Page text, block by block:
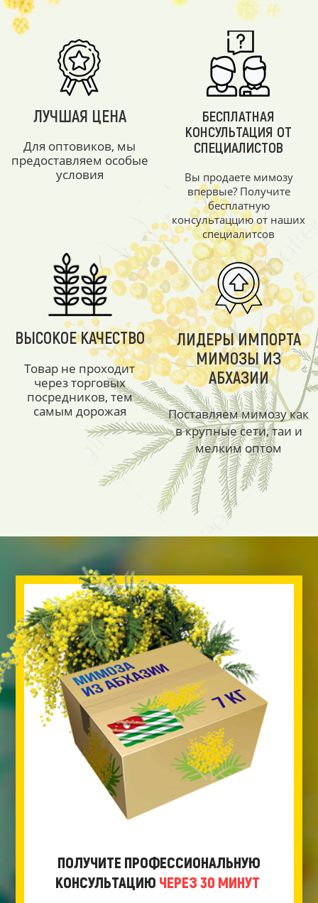
ЛУЧШАЯ ЦЕНА
Для оптовиков, мы
предоставляем особые
условия
БЕСПЛАТНАЯ
КОНСУЛЬТАЦИЯ ОТ
СПЕЦИАЛИСТОВ
Вы продаете мимозу
впервые? Получите
бесплатную
консультаццию от наших
специалитсов
ВЫСОКОЕ КАЧЕСТВО
Товар не проходит
через торговых
посредников, тем
самым дорожая
ЛИДЕРЫ ИМПОРТА
МИМОЗЫ ИЗ
АБХАЗИИ
Поставляем мимозу как
в крупные сети, таи и
мелким оптом
ПОЛУЧИТЕ ПРОФЕССИОНАЛЬНУЮ
КОНСУЛЬТАЦИЮ ЧЕРЕЗ 30 МИНУТ